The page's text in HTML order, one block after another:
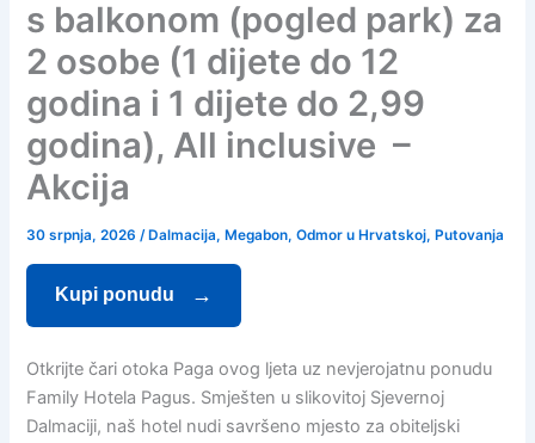
s balkonom (pogled park) za
2 osobe (1 dijete do 12
godina i 1 dijete do 2,99
godina), All inclusive –
Akcija
30 srpnja, 2026/ Dalmacija, Megabon,Odmor u Hrvatskoj, Putovanja
Kupi ponudu
Otkrijte čari otoka Paga ovog ljeta uz nevjerojatnu ponudu
Family Hotela Pagus. Smješten u slikovitoj Sjevernoj
Dalmaciji, naš hotel nudi savršeno mjesto za obiteljski